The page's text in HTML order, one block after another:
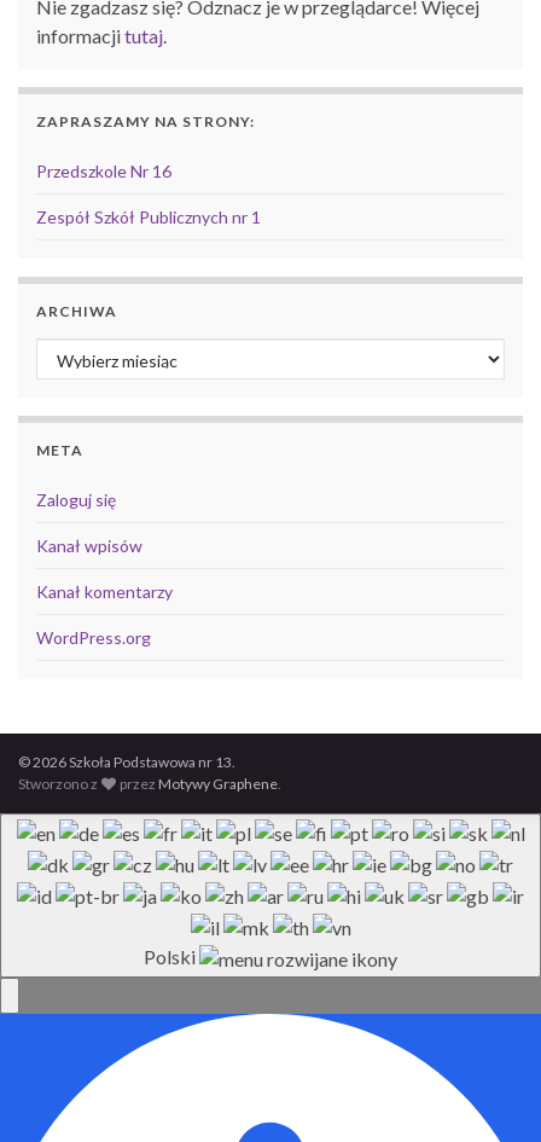
Nie zgadzasz się? Odznacz je w przeglądarce! Więcej
informacjitutaj.
ZAPRASZAMY NA STRONY:
Przedszkole Nr 16
Zespół Szkół Publicznych nr 1
ARCHIWA
Archiwa
META
Zaloguj się
Kanał wpisów
Kanał komentarzy
WordPress.org
© 2026 Szkoła Podstawowa nr 13.
Stworzono z
przez Motywy Graphene
Polski